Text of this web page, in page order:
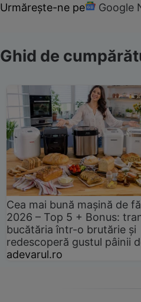
Urmărește-ne pe Google
Ghid de
Cea mai bună mașină de
2026 – Top 5 + Bonus:
bucătăria într-o brutărie și
redescoperă gustul pâinii
adevarul.ro